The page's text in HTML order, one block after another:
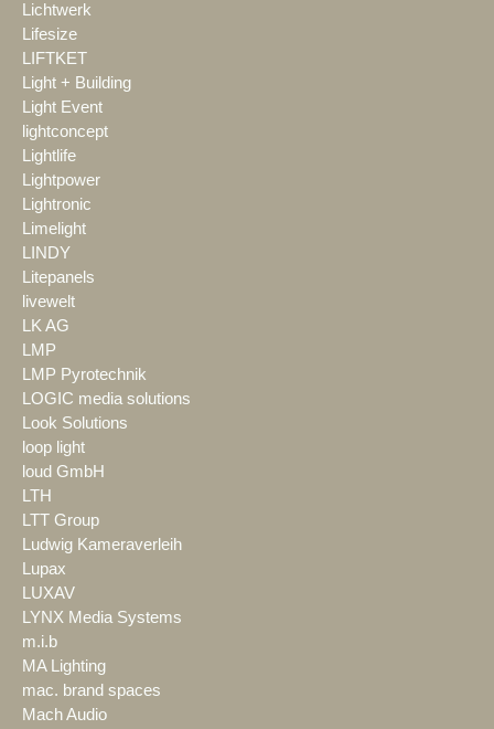
Lichtwerk
Lifesize
LIFTKET
Light + Building
Light Event
lightconcept
Lightlife
Lightpower
Lightronic
Limelight
LINDY
Litepanels
livewelt
LK AG
LMP
LMP Pyrotechnik
LOGIC media solutions
Look Solutions
loop light
loud GmbH
LTH
LTT Group
Ludwig Kameraverleih
Lupax
LUXAV
LYNX Media Systems
m.i.b
MA Lighting
mac. brand spaces
Mach Audio